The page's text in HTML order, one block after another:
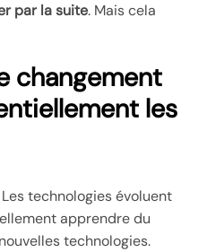
par la suite. Mais cela
changement
les
technologies évoluent
apprendre du
technologies.